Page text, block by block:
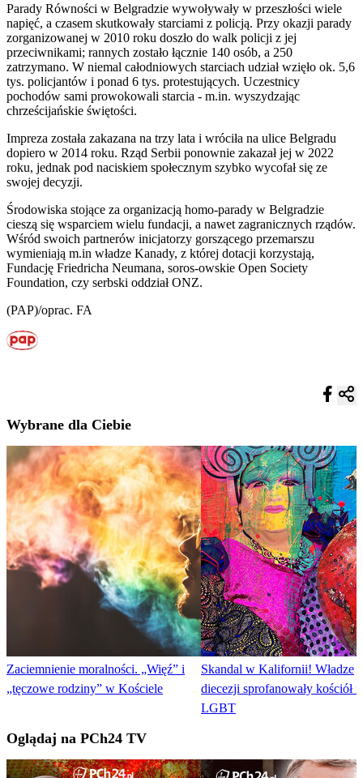
Parady Równości w Belgradzie wywoływały w przeszłości wiele
napięć, a czasem skutkowały starciami z policją. Przy okazji parady
zorganizowanej w 2010 roku doszło do walk policji z jej
przeciwnikami; rannych zostało łącznie 140 osób, a 250
zatrzymano. W niemal całodniowych starciach udział wzięło ok. 5,6
tys. policjantów i ponad 6 tys. protestujących. Uczestnicy
pochodów sami prowokowali starcia - m.in. wyszydzając
chrześcijańskie świętości.
Impreza została zakazana na trzy lata i wróciła na ulice Belgradu
dopiero w 2014 roku. Rząd Serbii ponownie zakazał jej w 2022
roku, jednak pod naciskiem społecznym szybko wycofał się ze
swojej decyzji.
Środowiska stojące za organizacją homo-parady w Belgradzie
cieszą się wsparciem wielu fundacji, a nawet zagranicznych rządów.
Wśród swoich partnerów inicjatorzy gorszącego przemarszu
wymieniają m.in władze Kanady, z której dotacji korzystają,
Fundację Friedricha Neumana, soros-owskie Open Society
Foundation, czy serbski oddział ONZ.
(PAP)/oprac. FA
Wybrane dla Ciebie
Zaciemnienie moralności. „Więź” i
„tęczowe rodziny” w Kościele
Skandal w Kalifornii! Władze
diecezji sprofanowały kościół
LGBT
Oglądaj na PCh24 TV